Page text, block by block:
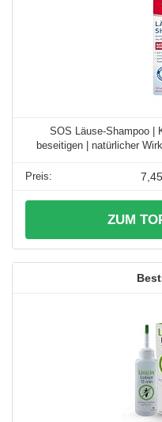
SOS Läuse-Shampoo |
beseitigen | natürlicher
ZUM